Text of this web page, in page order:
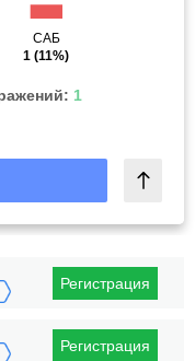
САБ
1 (11%)
1
Регистрация
Регистрация